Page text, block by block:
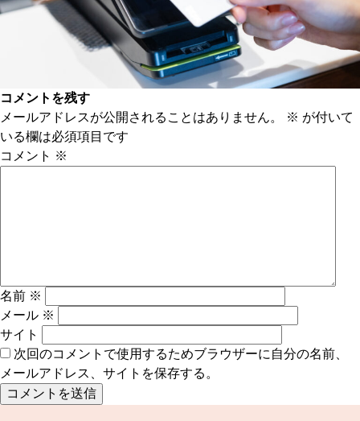
コメントを残す
メールアドレスが公開されることはありません。
※ が付いて
いる欄は必須項目です
コメント ※
名前 ※
メール ※
サイト
次回のコメントで使用するためブラウザーに自分の名前、
メールアドレス、サイトを保存する。